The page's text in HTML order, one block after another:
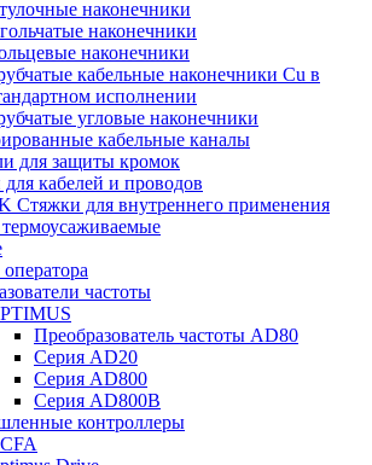
наконечники
наконечники
наконечники
кабельные наконечники Cu в
исполнении
угловые наконечники
кабельные каналы
для защиты кромок
кабелей и проводов
Стяжки для внутреннего применения
частоты
Преобразователь частоты AD80
Серия AD20
Серия AD800
Серия AD800B
контроллеры